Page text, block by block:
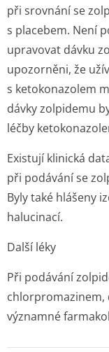
při srovnání se
s placebem. Není
upravovat dávku
upozorněni, že
s ketokonazolem
dávky zolpidemu
léčby
Existují klinická
při podávání se
Byly také hlášeny
halucinací.
Další léky
Při podávání
chlorpromazinem,
významné